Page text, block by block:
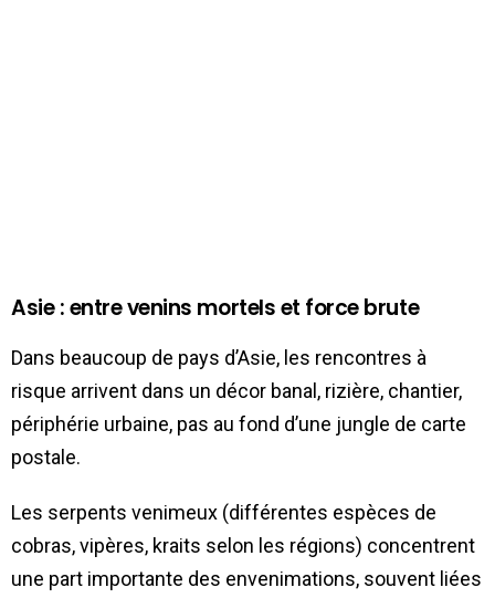
Asie : entre venins mortels et force brute
Dans beaucoup de pays d’Asie, les rencontres à
risque arrivent dans un décor banal, rizière, chantier,
périphérie urbaine, pas au fond d’une jungle de carte
postale.
Les serpents venimeux (différentes espèces de
cobras, vipères, kraits selon les régions) concentrent
une part importante des envenimations, souvent liées